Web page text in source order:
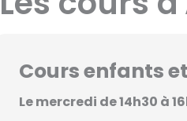
Cours enfants
Le mercredi de 14h30 à